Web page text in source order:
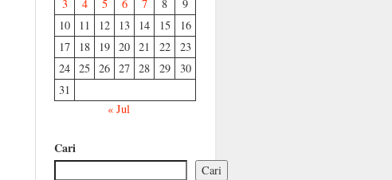
3
4 5 6 7 8
9
10
11 12 13 14 15
16
17
18 19 20 21 22
23
24 25 26 27 28 29
30
31
« Jul
Cari
Cari